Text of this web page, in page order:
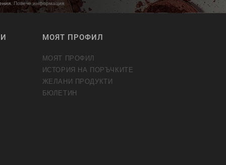
Повече информация
МОЯТ ПРОФИЛ
МОЯТ ПРОФИЛ
ИСТОРИЯ НА ПОРЪЧКИТЕ
ЖЕЛАНИ ПРОДУКТИ
БЮЛЕТИН